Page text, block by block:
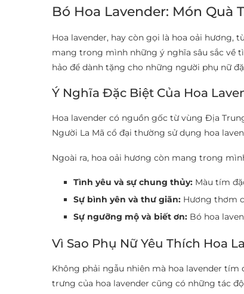
Bó Hoa Lavender: Món Quà
Hoa lavender, hay còn gọi là hoa oải hương,
mang trong mình những ý nghĩa sâu sắc về
hảo để dành tặng cho những người phụ nữ
Ý Nghĩa Đặc Biệt Của Hoa
Hoa lavender có nguồn gốc từ vùng Địa
Người La Mã cổ đại thường sử dụng hoa
Ngoài ra, hoa oải hương còn mang trong
Tình yêu và sự chung thủy: Màu tím
Sự bình yên và thư giãn: Hương thơm
Sự ngưỡng mộ và biết ơn: Bó hoa
Vì Sao Phụ Nữ Yêu Thích Hoa
Không phải ngẫu nhiên mà hoa lavender
trưng của hoa lavender cũng có những tác